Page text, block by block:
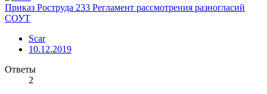
Приказ Роструда 233 Регламент рассмотрения разногласий
СОУТ
Scar
10.12.2019
Ответы
2